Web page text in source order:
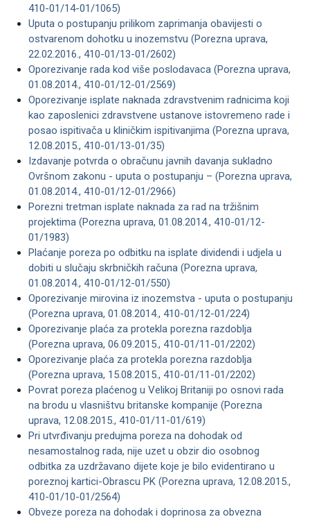
410-01/14-01/1065)
Uputa o postupanju prilikom zaprimanja obavijesti o
ostvarenom dohotku u inozemstvu (Porezna uprava,
22.02.2016., 410-01/13-01/2602)
Oporezivanje rada kod više poslodavaca (Porezna uprava,
01.08.2014., 410-01/12-01/2569)
Oporezivanje isplate naknada zdravstvenim radnicima koji
kao zaposlenici zdravstvene ustanove istovremeno rade i
posao ispitivača u kliničkim ispitivanjima (Porezna uprava,
12.08.2015., 410-01/13-01/35)
Izdavanje potvrda o obračunu javnih davanja sukladno
Ovršnom zakonu - uputa o postupanju – (Porezna uprava,
01.08.2014., 410-01/12-01/2966)
Porezni tretman isplate naknada za rad na tržišnim
projektima (Porezna uprava, 01.08.2014., 410-01/12-
01/1983)
Plaćanje poreza po odbitku na isplate dividendi i udjela u
dobiti u slučaju skrbničkih računa (Porezna uprava,
01.08.2014., 410-01/12-01/550)
Oporezivanje mirovina iz inozemstva - uputa o postupanju
(Porezna uprava, 01.08.2014., 410-01/12-01/224)
Oporezivanje plaća za protekla porezna razdoblja
(Porezna uprava, 06.09.2015., 410-01/11-01/2202)
Oporezivanje plaća za protekla porezna razdoblja
(Porezna uprava, 15.08.2015., 410-01/11-01/2202)
Povrat poreza plaćenog u Velikoj Britaniji po osnovi rada
na brodu u vlasništvu britanske kompanije (Porezna
uprava, 12.08.2015., 410-01/11-01/619)
Pri utvrđivanju predujma poreza na dohodak od
nesamostalnog rada, nije uzet u obzir dio osobnog
odbitka za uzdržavano dijete koje je bilo evidentirano u
poreznoj kartici-Obrascu PK (Porezna uprava, 12.08.2015.,
410-01/10-01/2564)
Obveze poreza na dohodak i doprinosa za obvezna